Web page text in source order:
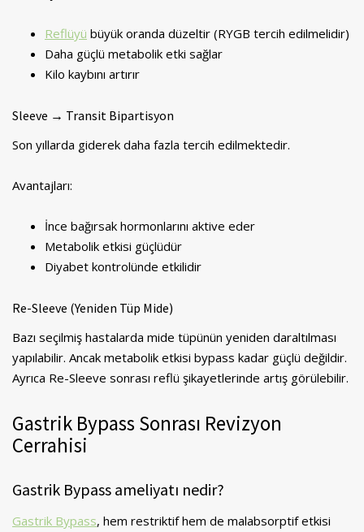
Reflüyü büyük oranda düzeltir (RYGB tercih edilmelidir)
Daha güçlü metabolik etki sağlar
Kilo kaybını artırır
Sleeve → Transit Bipartisyon
Son yıllarda giderek daha fazla tercih edilmektedir.
Avantajları:
İnce bağırsak hormonlarını aktive eder
Metabolik etkisi güçlüdür
Diyabet kontrolünde etkilidir
Re-Sleeve (Yeniden Tüp Mide)
Bazı seçilmiş hastalarda mide tüpünün yeniden daraltılması
yapılabilir. Ancak metabolik etkisi bypass kadar güçlü değildir.
Ayrıca Re-Sleeve sonrası reflü şikayetlerinde artış görülebilir.
Gastrik Bypass Sonrası Revizyon
Cerrahisi
Gastrik Bypass ameliyatı nedir?
Gastrik Bypass, hem restriktif hem de malabsorptif etkisi